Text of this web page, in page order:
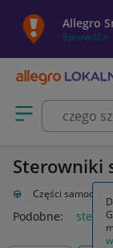
Allegro
Sprawdź »
Otwórz menu z
Sterowniki
Części
Podobne: